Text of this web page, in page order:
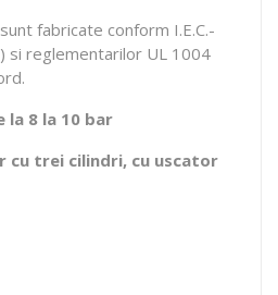
fabricate conform I.E.C.-
si reglementarilor UL 1004
la 8 la 10 bar
cu trei cilindri, cu uscator